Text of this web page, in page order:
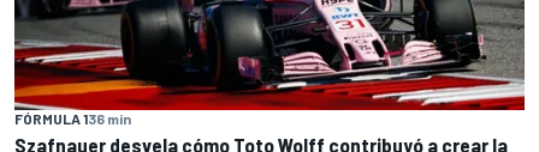
FÓRMULA 136 min
Szafnauer desvela cómo Toto Wolff contribuyó a crear la